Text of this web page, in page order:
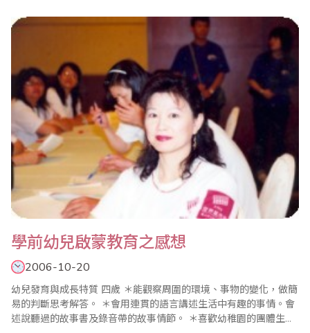
更因為珠算科目早已不在現行學校課程範圍，如此長久下來，造成
珠心算教育與現行教育制度理念漸行漸遠。在筆者赴上海觀摩學習
學前幼兒啟蒙教育之感想
2006-10-20
幼兒發育與成長特質 四歲 ＊能觀察周圍的環境、事物的變化，做簡
易的判斷思考解答。 ＊會用連貫的語言講述生活中有趣的事情。會
述說聽過的故事書及錄音帶的故事情節。 ＊喜歡幼稚園的團體生